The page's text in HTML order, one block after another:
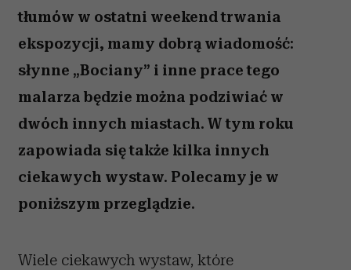
tłumów w ostatni weekend trwania
ekspozycji, mamy dobrą wiadomość:
słynne „Bociany” i inne prace tego
malarza będzie można podziwiać w
dwóch innych miastach. W tym roku
zapowiada się także kilka innych
ciekawych wystaw. Polecamy je w
poniższym przeglądzie.
Wiele ciekawych wystaw, które